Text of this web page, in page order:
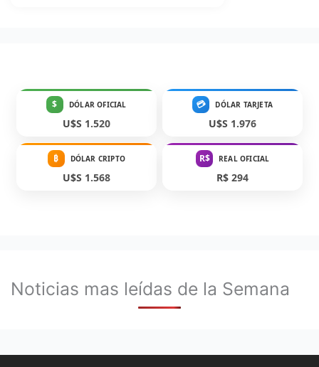
$ DÓLAR OFICIAL
U$S 1.520
💳 DÓLAR TARJETA
U$S 1.976
₿ DÓLAR CRIPTO
U$S 1.568
R$ REAL OFICIAL
R$ 294
Noticias mas leídas de la Semana